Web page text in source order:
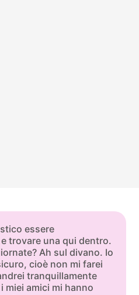
essere
trovare una qui dentro.
Ah sul divano. Io
cioè non mi farei
tranquillamente
miei amici mi hanno